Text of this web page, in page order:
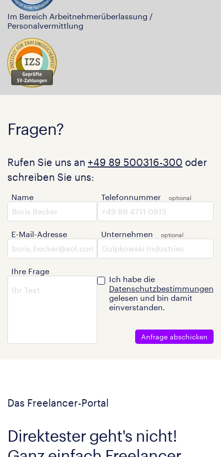
Im Bereich Arbeitnehmerüberlassung /
Personalvermittlung
Fragen?
Rufen Sie uns an +49 89 500316-300 oder
schreiben Sie uns:
Name
E-Mail-Adresse
Ihre Frage
Telefonnummer
Unternehmen
Ich habe die
Datenschutzbestimmungen
gelesen und bin damit
einverstanden.
Anfrage abschicken
Das Freelancer-Portal
Direktester geht's nicht!